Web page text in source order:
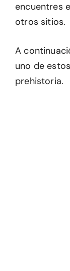
encuentres
otros sitios.
A
uno de
prehistoria.